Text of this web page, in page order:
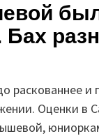
раскованнее
Оценки в